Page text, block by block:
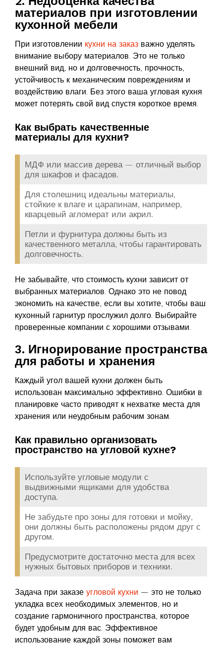
материалов при изготовлении
кухонной мебели
При изготовлении кухни на заказ важно уделять
внимание выбору материалов. Это не только
внешний вид, но и долговечность, прочность,
устойчивость к механическим повреждениям и
воздействию влаги. Без этого ваша угловая кухня
может потерять свой вид спустя короткое время.
Как выбрать качественные
материалы для кухни?
МДФ или массив дерева — отличный выбор
для шкафов и фасадов.
Для столешниц идеальны материалы,
стойкие к влаге и царапинам, например,
кварцевый агломерат или акрил.
Петли и фурнитура должны быть из
качественного металла, чтобы гарантировать
долговечность.
Не забывайте, что стоимость кухни зависит от
выбранных материалов. Однако это не повод
экономить на качестве, если вы хотите, чтобы ваш
кухонный гарнитур прослужил долго. Выбирайте
проверенные компании с хорошими отзывами.
3. Игнорирование пространства
для работы и хранения
Каждый угол вашей кухни должен быть
использован максимально эффективно. Ошибки в
планировке часто приводят к нехватке места для
хранения или неудобным рабочим зонам.
Как правильно организовать
пространство на угловой кухне?
Используйте угловые модули с
выдвижными ящиками для удобства
доступа.
Не забудьте про зоны для готовки и мойку,
они должны быть расположены рядом друг с
другом.
Предусмотрите достаточно места для всех
нужных бытовых приборов и техники.
Задача при заказе угловой кухни — это не только
укладка всех необходимых элементов, но и
создание гармоничного пространства, которое
будет удобным для вас. Эффективное
использование каждой зоны поможет вам